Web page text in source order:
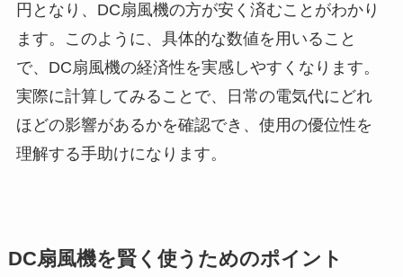
円となり、DC扇風機の方が安く済むことがわかり
ます。このように、具体的な数値を用いること
で、DC扇風機の経済性を実感しやすくなります。
実際に計算してみることで、日常の電気代にどれ
ほどの影響があるかを確認でき、使用の優位性を
理解する手助けになります。
DC扇風機を賢く使うためのポイント